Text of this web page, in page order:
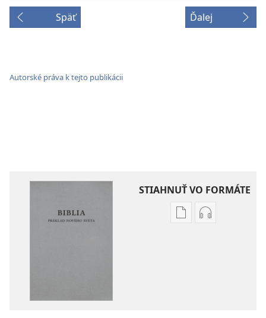
Späť Ďalej
Autorské práva k tejto publikácii
STIAHNUŤ VO FORMÁTE
MožnostiMožnosti